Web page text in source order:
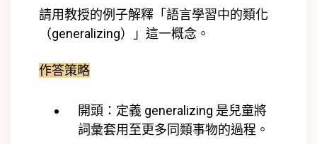
請用教授的例子解釋「語言學習中的類化
（generalizing）」這一概念。
作答策略
開頭：定義 generalizing 是兒童將
詞彙套用至更多同類事物的過程。